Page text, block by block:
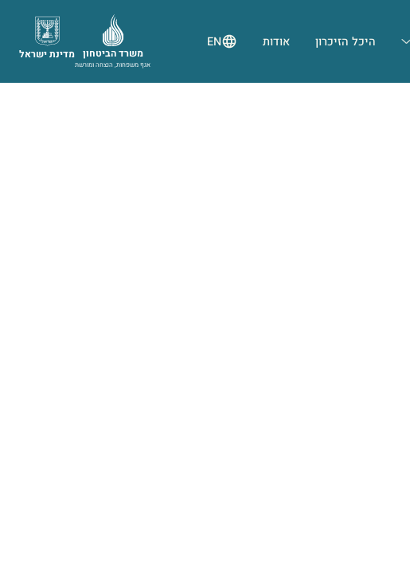
היכל הזיכרון אודות EN
מדינת ישראל משרד הביטחון
אגף משפחות, הנצחה ומורשת